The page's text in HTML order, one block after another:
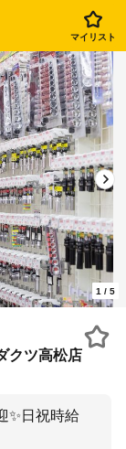
マイリスト
1 / 5
クツ高松店
✨日祝時給